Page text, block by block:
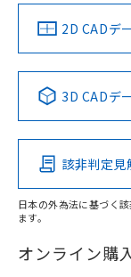
中国 RoHS 注
Pb
在庫等で未対応
2D CADデ
3D CADデ
該非判定
日本の外為法に基づく
ます。
オンライン購